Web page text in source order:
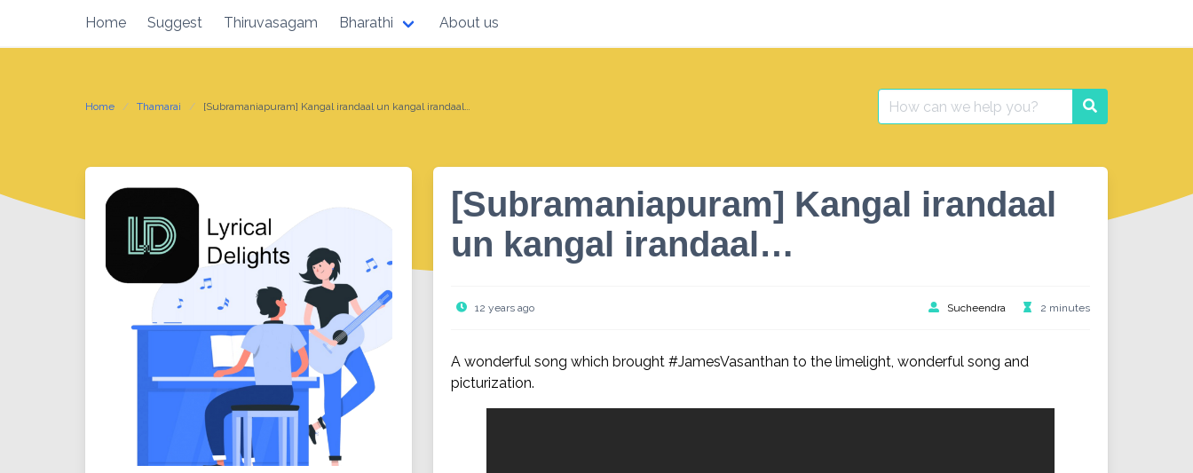
content
Home Suggest Thiruvasagam Bharathi About us
Home Thamarai [Subramaniapuram] Kangal irandaal un kangal irandaal…
Search
for:
Search
[Subramaniapuram] Kangal irandaal
un kangal irandaal…
12 years ago Sucheendra 2 minutes
A wonderful song which brought #JamesVasanthan to the limelight, wonderful song and
picturization.